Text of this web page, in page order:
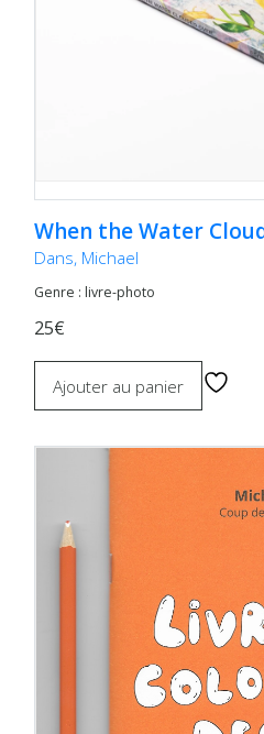
When the Water
Dans, Michael
Genre : livre-photo
25€
Ajouter au panier